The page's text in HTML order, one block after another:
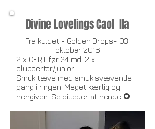
Divine Lovelings Caol Ila
Fra kuldet - Golden Drops- 03.
oktober 2016
2 x CERT før 24 md. 2 x
clubcerter/junior.
Smuk tæve med smuk svævende
gang i ringen. Meget kærlig og
hengiven. Se billeder af hende O